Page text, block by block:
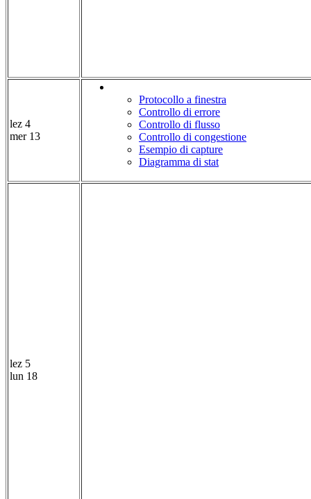
lez 4
mer 13
Protocollo a finestra
Controllo di errore
Controllo di flusso
Controllo di congestione
Esempio di capture
Diagramma di stat
lez 5
lun 18